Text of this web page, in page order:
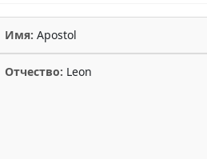
Имя: Apostol
Отчество: Leon